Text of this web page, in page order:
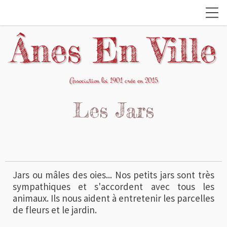
Ânes En Ville
Association loi 1901 crée en 2015
Les Jars
Jars ou mâles des oies... Nos petits jars sont très
sympathiques et s'accordent avec tous les
animaux. Ils nous aident à entretenir les parcelles
de fleurs et le jardin.